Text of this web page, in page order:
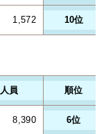
1,572 10位
人員 順位
8,390 6位